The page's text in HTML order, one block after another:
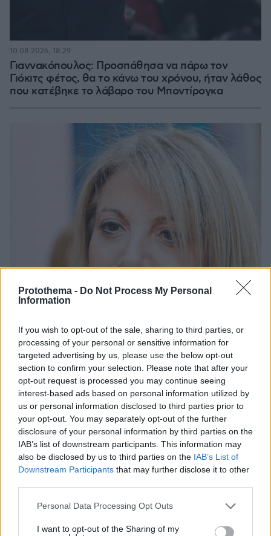
Protothema - Do Not Process My Personal
Information
If you wish to opt-out of the sale, sharing to third parties, or
processing of your personal or sensitive information for
targeted advertising by us, please use the below opt-out
section to confirm your selection. Please note that after your
opt-out request is processed you may continue seeing
interest-based ads based on personal information utilized by
us or personal information disclosed to third parties prior to
your opt-out. You may separately opt-out of the further
disclosure of your personal information by third parties on the
IAB’s list of downstream participants. This information may
also be disclosed by us to third parties on the IAB’s List of
Downstream Participants that may further disclose it to other
Please note that this website/app uses one or more Google
not limited to your visit or usage behaviour. You may click to
Personal Data Processing Opt Outs
I want to opt-out of the Sharing of my
Γιαννακόπουλος: Προσπάθησα να πάρω τον
Γιόκιτς φέτος, θα το κάνω του χρόνου, ήταν λάθος
που κατέβηκε το λάβαρο του Μποντίρογκα
10.08.2026, 18:29
Κόμμα Καρυστιανού: Γιατί χάνεται μέσα σε δύο
μήνες η «Ελπίδα» της προέδρου Μαρίας
10.08.2026, 14:19
Η σκοτεινή ιστορία πίσω από τη δόξα:
Όταν ο Κρίστοφερ Νόλαν
εκλιπαρούσε να μην καταδικαστεί ο
αδελφός του για υπόθεση δολοφονίας